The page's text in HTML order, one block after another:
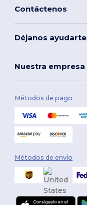
Contáctenos
Déjanos ayudarte
Nuestra empresa
Métodos de pago
Métodos de envío